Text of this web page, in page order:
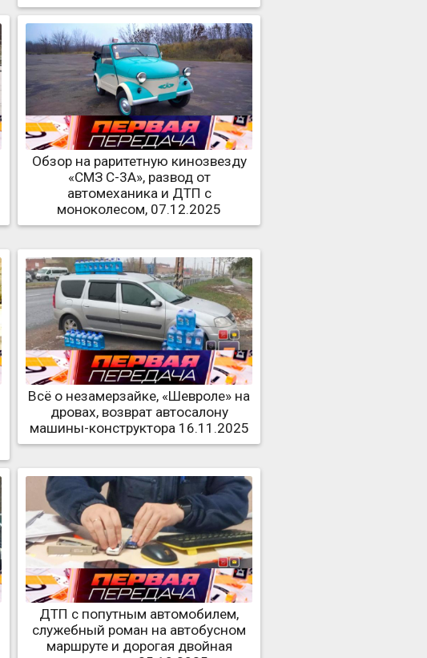
Обзор на раритетную кинозвезду
«СМЗ С-3А», развод от
автомеханика и ДТП с
моноколесом, 07.12.2025
Всё о незамерзайке, «Шевроле» на
дровах, возврат автосалону
машины-конструктора 16.11.2025
ДТП с попутным автомобилем,
служебный роман на автобусном
маршруте и дорогая двойная